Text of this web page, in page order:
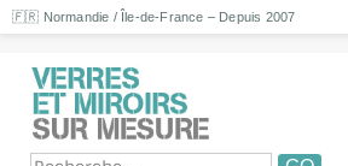
🇫🇷 Normandie / Île-de-France – Depuis 2007